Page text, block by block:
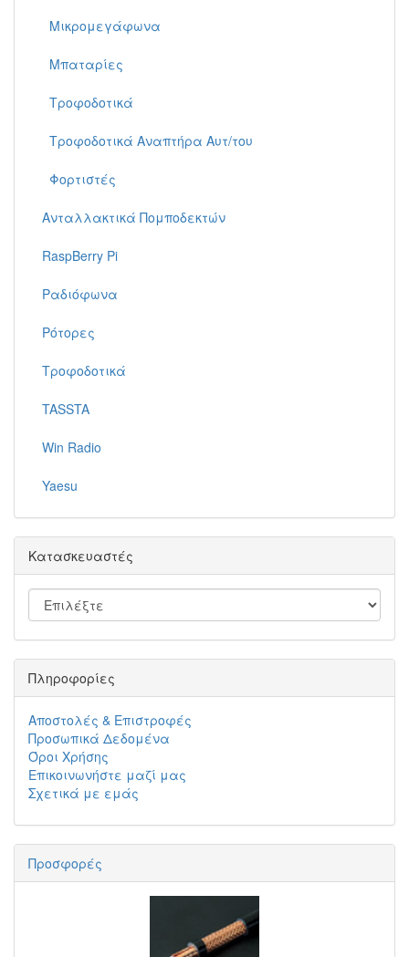
Μικρομεγάφωνα
Μπαταρίες
Τροφοδοτικά
Τροφοδοτικά Αναπτήρα Αυτ/του
Φορτιστές
Ανταλλακτικά Πομποδεκτών
RaspBerry Pi
Ραδιόφωνα
Ρότορες
Τροφοδοτικά
TASSTA
Win Radio
Yaesu
Κατασκευαστές
Πληροφορίες
Αποστολές & Επιστροφές
Προσωπικά Δεδομένα
Όροι Χρήσης
Επικοινωνήστε μαζί μας
Σχετικά με εμάς
Προσφορές